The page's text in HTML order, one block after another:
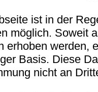
ist in der
möglich. Soweit
erhoben werden,
Basis. Diese
nicht an